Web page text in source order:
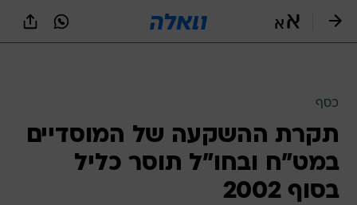
כסף
תקרת ההשקעה של המוסדיים
במט"ח ובחו"ל תוסר כליל
בסוף 2002